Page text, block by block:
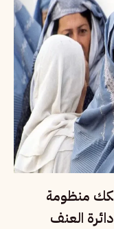
ولايات.. تفكك منظومة
العنف